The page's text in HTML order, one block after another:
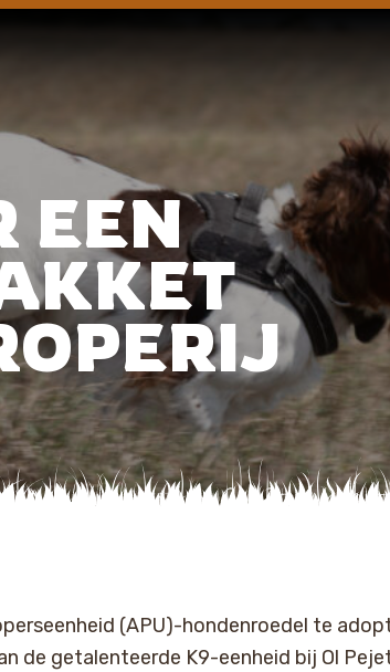
EEN
(APU)-hondenroedel te
de getalenteerde K9-eenheid bij Ol